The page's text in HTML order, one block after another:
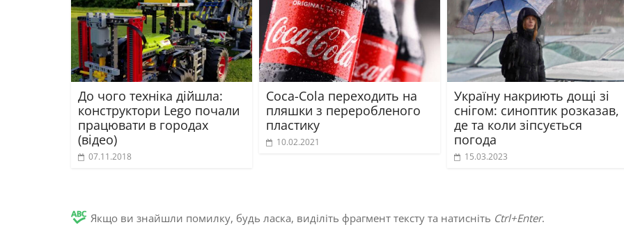
До чого техніка дійшла:
конструктори Lego почали
працювати в городах
(відео)
07.11.2018
Coca-Cola переходить на
пляшки з переробленого
пластику
10.02.2021
Україну накриють дощі зі
снігом: синоптик розказав,
де та коли зіпсується
погода
15.03.2023
Якщо ви знайшли помилку, будь ласка, виділіть фрагмент тексту та натисніть Ctrl+Enter.